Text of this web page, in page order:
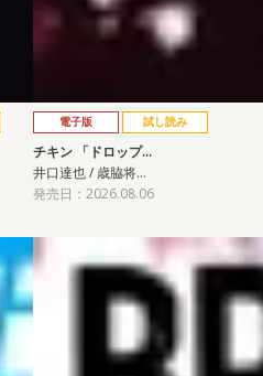
電子版 試し読み
チキン 「ドロップ…
井口達也 / 歳脇将…
発売日：2026.08.06